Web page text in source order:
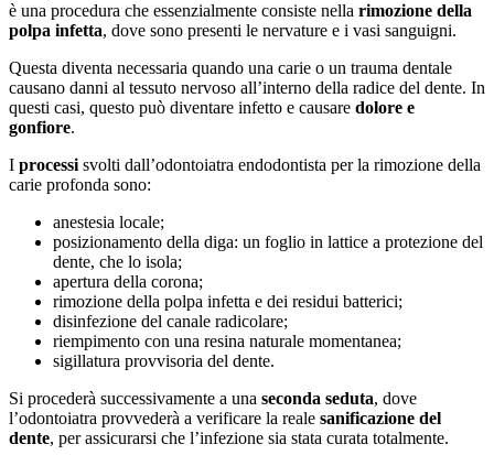
è una procedura che essenzialmente consiste nella rimozione della
polpa infetta, dove sono presenti le nervature e i vasi sanguigni.
Questa diventa necessaria quando una carie o un trauma dentale
causano danni al tessuto nervoso all’interno della radice del dente. In
questi casi, questo può diventare infetto e causare dolore e
gonfiore.
I processi svolti dall’odontoiatra endodontista per la rimozione della
carie profonda sono:
anestesia locale;
posizionamento della diga: un foglio in lattice a protezione del
dente, che lo isola;
apertura della corona;
rimozione della polpa infetta e dei residui batterici;
disinfezione del canale radicolare;
riempimento con una resina naturale momentanea;
sigillatura provvisoria del dente.
Si procederà successivamente a una seconda seduta, dove
l’odontoiatra provvederà a verificare la reale sanificazione del
dente, per assicurarsi che l’infezione sia stata curata totalmente.